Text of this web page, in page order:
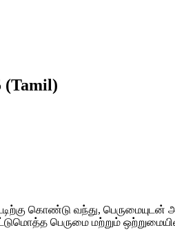
(Tamil)
கொண்டு வந்து, பெருமையுடன்
பெருமை மற்றும்